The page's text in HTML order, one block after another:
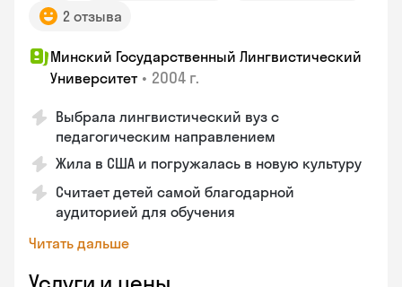
2 отзыва
Минский Государственный Лингвистический
Университет • 2004 г.
Выбрала лингвистический вуз с
педагогическим направлением
Жила в США и погружалась в новую культуру
Считает детей самой благодарной
аудиторией для обучения
Читать дальше